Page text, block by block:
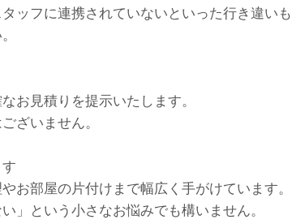
ッフに連携されていないといった行き違いも
お見積りを提示いたします。
ざいません。
お部屋の片付けまで幅広く手がけています。
」という小さなお悩みでも構いません。